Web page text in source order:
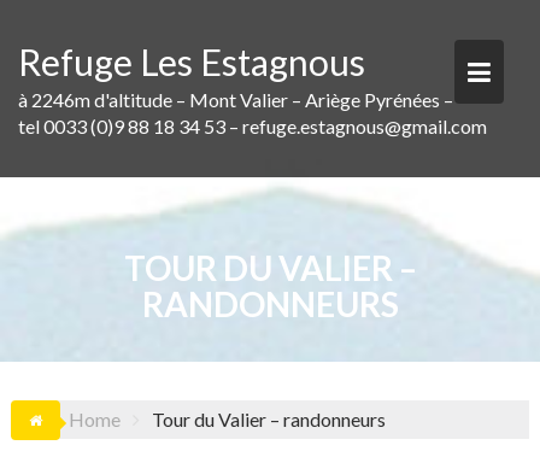
content
Refuge Les Estagnous
à 2246m d'altitude – Mont Valier – Ariège Pyrénées –
tel 0033 (0)9 88 18 34 53 – refuge.estagnous@gmail.com
TOUR DU VALIER –
RANDONNEURS
Home Tour du Valier – randonneurs